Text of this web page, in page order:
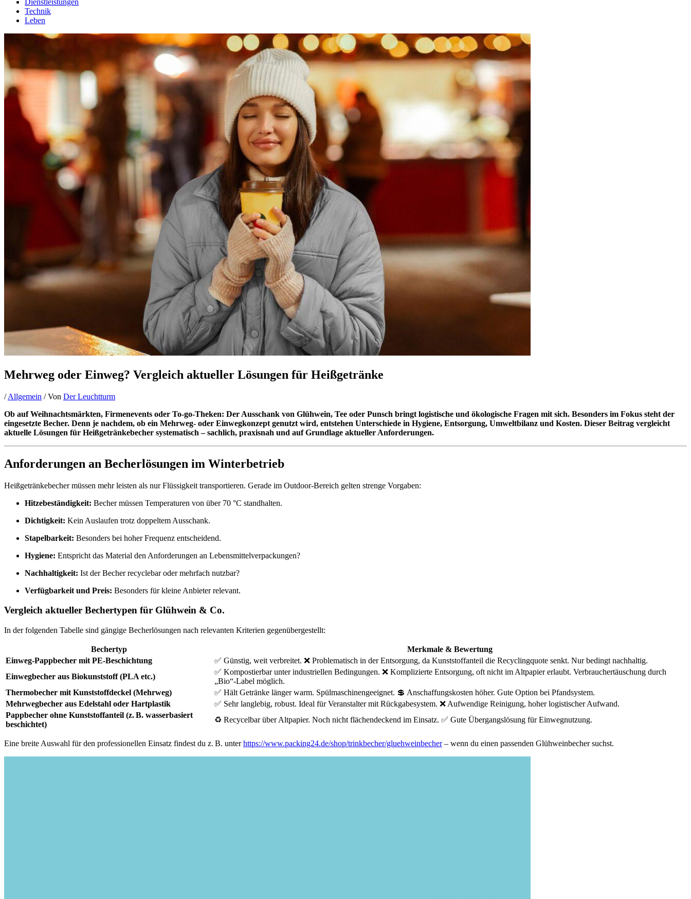
Dienstleistungen
Technik
Leben
Mehrweg oder Einweg? Vergleich aktueller Lösungen für Heißgetränke
/Allgemein / Von Der Leuchtturm
Ob auf Weihnachtsmärkten, Firmenevents oder To-go-Theken: Der Ausschank von Glühwein, Tee oder Punsch bringt logistische und ökologische Fragen mit sich. Besonders im Fokus steht der
eingesetzte Becher. Denn je nachdem, ob ein Mehrweg- oder Einwegkonzept genutzt wird, entstehen Unterschiede in Hygiene, Entsorgung, Umweltbilanz und Kosten. Dieser Beitrag vergleicht
aktuelle Lösungen für Heißgetränkebecher systematisch – sachlich, praxisnah und auf Grundlage aktueller Anforderungen.
Anforderungen an Becherlösungen im Winterbetrieb
Heißgetränkebecher müssen mehr leisten als nur Flüssigkeit transportieren. Gerade im Outdoor-Bereich gelten strenge Vorgaben:
Hitzebeständigkeit: Becher müssen Temperaturen von über 70 °C standhalten.
Dichtigkeit: Kein Auslaufen trotz doppeltem Ausschank.
Stapelbarkeit: Besonders bei hoher Frequenz entscheidend.
Hygiene: Entspricht das Material den Anforderungen an Lebensmittelverpackungen?
Nachhaltigkeit: Ist der Becher recyclebar oder mehrfach nutzbar?
Verfügbarkeit und Preis: Besonders für kleine Anbieter relevant.
Vergleich aktueller Bechertypen für Glühwein & Co.
In der folgenden Tabelle sind gängige Becherlösungen nach relevanten Kriterien gegenübergestellt:
Bechertyp
Merkmale & Bewertung
Einweg-Pappbecher mit PE-Beschichtung
✅ Günstig, weit verbreitet. ❌ Problematisch in der Entsorgung, da Kunststoffanteil die Recyclingquote senkt. Nur bedingt nachhaltig.
Einwegbecher aus Biokunststoff (PLA etc.)
✅ Kompostierbar unter industriellen Bedingungen. ❌ Komplizierte Entsorgung, oft nicht im Altpapier erlaubt. Verbrauchertäuschung durch
„Bio“-Label möglich.
Thermobecher mit Kunststoffdeckel (Mehrweg)
✅ Hält Getränke länger warm. Spülmaschinengeeignet. 💲 Anschaffungskosten höher. Gute Option bei Pfandsystem.
Mehrwegbecher aus Edelstahl oder Hartplastik
✅ Sehr langlebig, robust. Ideal für Veranstalter mit Rückgabesystem. ❌ Aufwendige Reinigung, hoher logistischer Aufwand.
Pappbecher ohne Kunststoffanteil (z. B. wasserbasiert
beschichtet)
♻️ Recycelbar über Altpapier. Noch nicht flächendeckend im Einsatz. ✅ Gute Übergangslösung für Einwegnutzung.
Eine breite Auswahl für den professionellen Einsatz findest du z. B. unterhttps://www.packing24.de/shop/trinkbecher/gluehweinbecher– wenn du einen passenden Glühweinbecher suchst.